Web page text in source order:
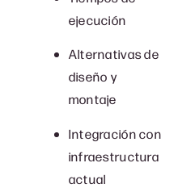
ejecución
Alternativas de
diseño y
montaje
Integración con
infraestructura
actual